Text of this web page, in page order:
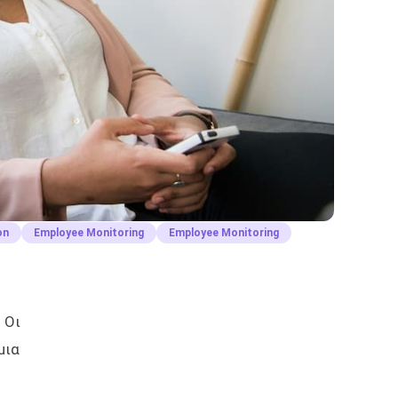
Employee Monitoring Employee Monitoring
Οι